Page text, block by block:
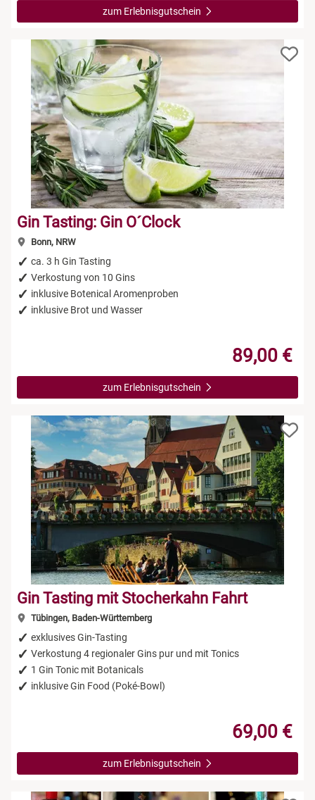
zum Erlebnisgutschein
Gin Tasting: Gin O´Clock
Bonn, NRW
ca. 3 h Gin Tasting
Verkostung von 10 Gins
inklusive Botenical Aromenproben
inklusive Brot und Wasser
89,00 €
zum Erlebnisgutschein
Gin Tasting mit Stocherkahn Fahrt
Tübingen, Baden-Württemberg
exklusives Gin-Tasting
Verkostung 4 regionaler Gins pur und mit Tonics
1 Gin Tonic mit Botanicals
inklusive Gin Food (Poké-Bowl)
69,00 €
zum Erlebnisgutschein